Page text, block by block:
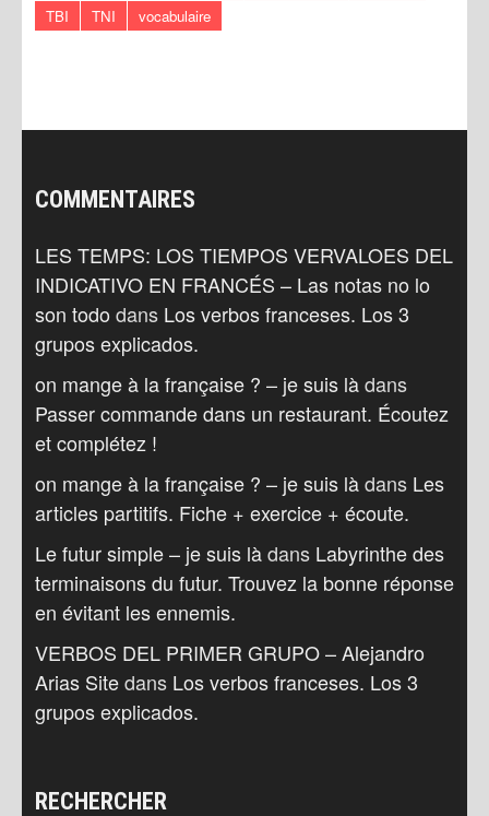
TBI
TNI vocabulaire
COMMENTAIRES
LES TEMPS: LOS TIEMPOS VERVALOES DEL
INDICATIVO EN FRANCÉS – Las notas no lo
son todo dans Los verbos franceses. Los 3
grupos explicados.
on mange à la française ? – je suis làdans
Passer commande dans un restaurant. Écoutez
et complétez !
on mange à la française ? – je suis làdans Les
articles partitifs. Fiche + exercice + écoute.
Le futur simple – je suis làdans Labyrinthe des
terminaisons du futur. Trouvez la bonne réponse
en évitant les ennemis.
VERBOS DEL PRIMER GRUPO – Alejandro
Arias Sitedans Los verbos franceses. Los 3
grupos explicados.
RECHERCHER